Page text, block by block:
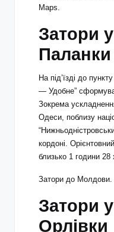
Maps.
Затори
Паланки
На під’їзді до
— Удобне”
Зокрема
Одеси, поблизу
кордоні.
близько 1 години 28
Затори до Молдови.
Затори
Орлівки